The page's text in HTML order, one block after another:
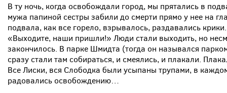
В ту ночь, когда освобождали город, мы прятались в
мужа папиной сестры забили до смерти прямо у нее на
подвала, как все горело, взрывалось, раздавались
«Выходите, наши пришли!» Люди стали выходить, но
закончилось. В парке Шмидта (тогда он назывался
сразу стали там собираться, и смеялись, и плакали.
Все Лиски, вся Слободка были усыпаны трупами, в
радовались освобождению…